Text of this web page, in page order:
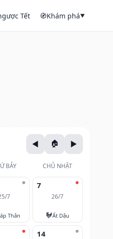
Tết 🧭Khám phá▼
BẢY CHỦ NHẬT
7
Thân
7
26/7
🐓Ất Dậu
14